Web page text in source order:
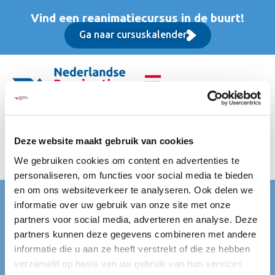
Deze website maakt gebruik van cookies
We gebruiken cookies om content en advertenties te
personaliseren, om functies voor social media te bieden
en om ons websiteverkeer te analyseren. Ook delen we
informatie over uw gebruik van onze site met onze
partners voor social media, adverteren en analyse. Deze
partners kunnen deze gegevens combineren met andere
informatie die u aan ze heeft verstrekt of die ze hebben
verzameld op basis van uw gebruik van hun services.
Vind een reanimatiecursus in de buurt!
Ga naar cursuskalender
Basis Instructeur Cursus
(BIC), Basis cursus
Nederlandse Reanimatie Raad (NRR)
Mercatorlaan 1200
3528 BL Utrecht
Telefoon:+31 (0)88 732 72 23